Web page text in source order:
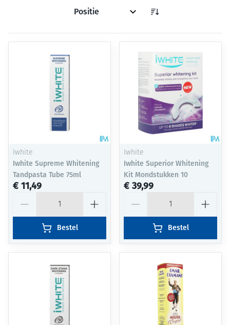
Sorteer op:
Iwhite
Iwhite Supreme Whitening
Tandpasta Tube 75ml
€ 11,49
Bestel
Iwhite
Iwhite Superior Whitening
Kit Mondstukken 10
€ 39,99
Bestel